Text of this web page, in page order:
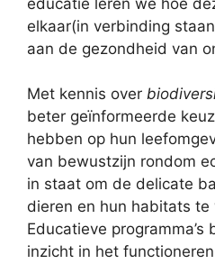
elkaar(in verbinding
aan de gezondheid van
Met kennis over
beter geïnformeerde
hebben op hun
van bewustzijn rondom
in staat om de delicate
dieren en hun habitats te
Educatieve programma’s
inzicht in het